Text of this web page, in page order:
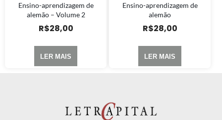
Ensino-aprendizagem de
alemão – Volume 2
R$28,00
LER MAIS
Ensino-aprendizagem de
alemão
R$28,00
LER MAIS